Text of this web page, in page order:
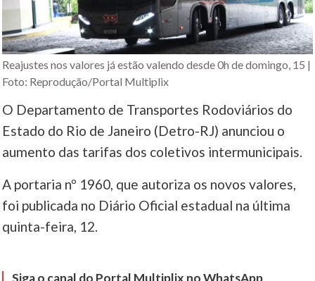
Reajustes nos valores já estão valendo desde 0h de domingo, 15 |
Foto: Reprodução/Portal Multiplix
O Departamento de Transportes Rodoviários do
Estado do Rio de Janeiro (Detro-RJ) anunciou o
aumento das tarifas dos coletivos intermunicipais.
A portaria nº 1960, que autoriza os novos valores,
foi publicada no Diário Oficial estadual na última
quinta-feira, 12.